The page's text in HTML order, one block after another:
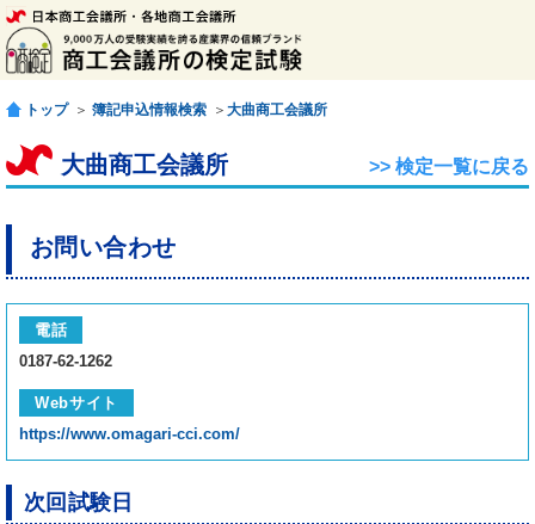
トップ ＞ 簿記申込情報検索 ＞ 大曲商工会議所
>> 検定一覧に戻る
大曲商工会議所
お問い合わせ
電話
0187-62-1262
Webサイト
https://www.omagari-cci.com/
次回試験日